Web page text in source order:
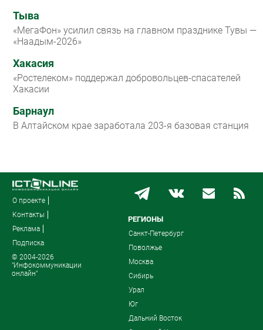
Тыва
«МегаФон» усилил связь на главном празднике Тувы —
«Наадым-2026»
Хакасия
«Ростелеком» поддержал добровольцев-спасателей
Хакасии
Барнаул
В Алтайском крае заработала 203-я базовая станция
О проекте
Контакты
Реклама
Подписка
© 2004-2026
"Инфокоммуникации
онлайн"
РЕГИОНЫ
Санкт-Петербург
Поволжье
Москва
Сибирь
Урал
Юг
Дальний Восток